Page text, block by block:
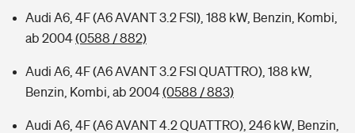
Audi A6, 4F (A6 AVANT 3.2 FSI), 188 kW, Benzin, Kombi,
ab 2004(0588 / 882)
Audi A6, 4F (A6 AVANT 3.2 FSI QUATTRO), 188 kW,
Benzin, Kombi, ab 2004(0588 / 883)
Audi A6, 4F (A6 AVANT 4.2 QUATTRO), 246 kW, Benzin,